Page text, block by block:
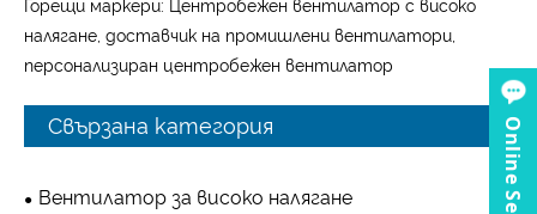
Горещи маркери: Центробежен вентилатор с високо
налягане, доставчик на промишлени вентилатори,
персонализиран центробежен вентилатор
Свързана категория
Вентилатор за високо налягане